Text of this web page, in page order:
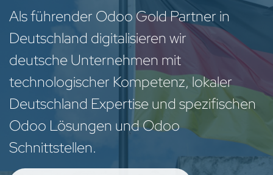
Als führender Odoo Gold Partner in
Deutschland digitalisieren wir
deutsche Unternehmen mit
technologischer Kompetenz, lokaler
Deutschland Expertise und spezifischen
Odoo Lösungen und Odoo
Schnittstellen.​